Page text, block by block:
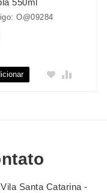
550ml
O@09284
Santa Catarina -